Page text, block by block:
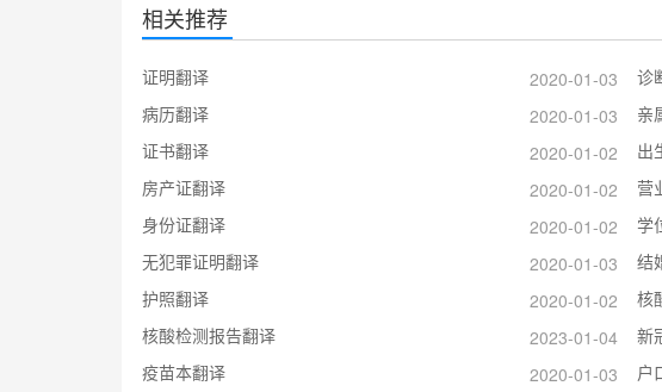
相关推荐
证明翻译 2020-01-03 诊
病历翻译
2020-01-03 亲
证书翻译
2020-01-02 出
房产证翻译
2020-01-02 营
身份证翻译
2020-01-02 学
无犯罪证明翻译
2020-01-03 结
护照翻译
2020-01-02 核
核酸检测报告翻译
2023-01-04 新
疫苗本翻译
2020-01-03 户